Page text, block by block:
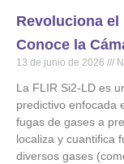
Revoluciona
Conoce la
13 de junio de 2026
La FLIR Si2-LD es
predictivo enfocada
fugas de gases a
localiza y cuantifica
diversos gases